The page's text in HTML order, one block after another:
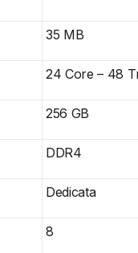
35 MB
24 Core – 48
256 GB
DDR4
Dedicata
8